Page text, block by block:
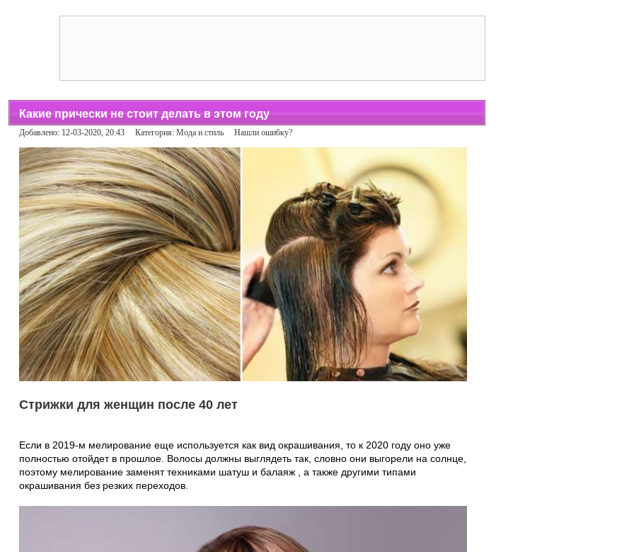
Какие прически не стоит делать в этом году
Добавлено: 12-03-2020, 20:43 Категория: Мода и стиль Нашли ошибку?
Стрижки для женщин после 40 лет
Если в 2019-м мелирование еще используется как вид окрашивания, то к 2020 году оно уже
полностью отойдет в прошлое. Волосы должны выглядеть так, словно они выгорели на солнце,
поэтому мелирование заменят техниками шатуш и балаяж , а также другими типами
окрашивания без резких переходов.